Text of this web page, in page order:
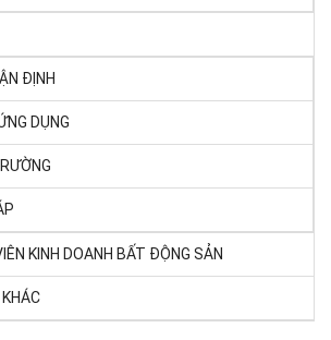
ĐỊNH
DỤNG
KINH DOANH BẤT ĐỘNG SẢN